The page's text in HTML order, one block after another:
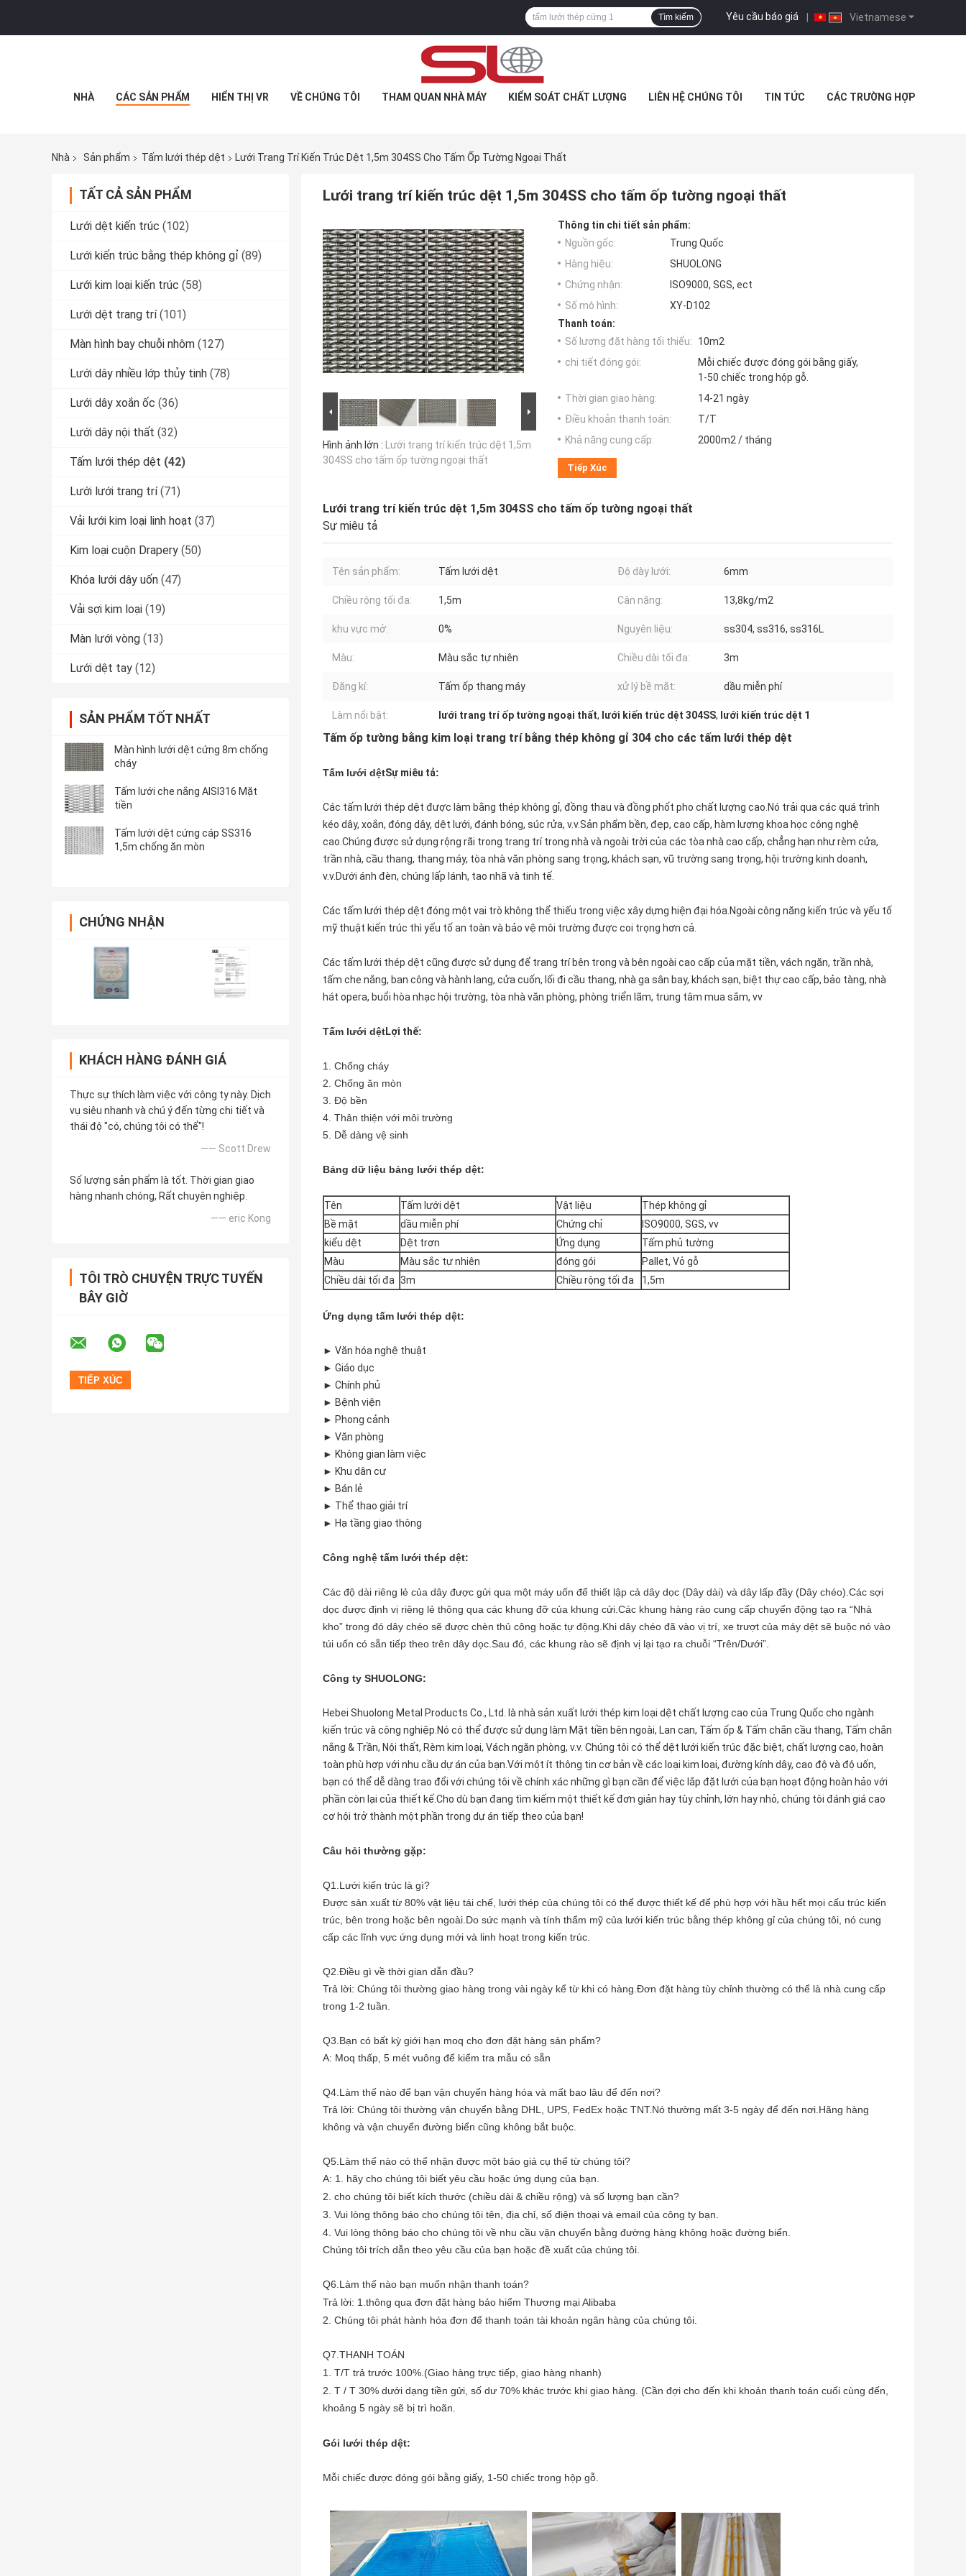
Vietnamese
Yêu cầu báo giá |
Tìm kiếm
NHÀ CÁC SẢN PHẨM HIỂN THỊ VR VỀ CHÚNG TÔI THAM QUAN NHÀ MÁY KIỂM SOÁT CHẤT LƯỢNG LIÊN HỆ CHÚNG TÔI TIN TỨC CÁC TRƯỜNG HỢP
Nhà Sản phẩm Tấm lưới thép dệt Lưới Trang Trí Kiến ​​trúc Dệt 1,5m 304SS Cho Tấm Ốp Tường Ngoại Thất
TẤT CẢ SẢN PHẨM
Lưới dệt kiến ​​trúc (102)
Lưới kiến ​​trúc bằng thép không gỉ (89)
Lưới kim loại kiến ​​trúc (58)
Lưới dệt trang trí (101)
Màn hình bay chuỗi nhôm (127)
Lưới dây nhiều lớp thủy tinh (78)
Lưới dây xoắn ốc (36)
Lưới dây nội thất (32)
Tấm lưới thép dệt (42)
Lưới lưới trang trí (71)
Vải lưới kim loại linh hoạt (37)
Kim loại cuộn Drapery (50)
Khóa lưới dây uốn (47)
Vải sợi kim loại (19)
Màn lưới vòng (13)
Lưới dệt tay (12)
SẢN PHẨM TỐT NHẤT
Màn hình lưới dệt cứng 8m chống
cháy
Tấm lưới che nắng AISI316 Mặt
tiền
Tấm lưới dệt cứng cáp SS316
1,5m chống ăn mòn
CHỨNG NHẬN
KHÁCH HÀNG ĐÁNH GIÁ
Thực sự thích làm việc với công ty này. Dịch
vụ siêu nhanh và chú ý đến từng chi tiết và
thái độ "có, chúng tôi có thể"!
—— Scott Drew
Số lượng sản phẩm là tốt. Thời gian giao
hàng nhanh chóng, Rất chuyên nghiệp.
—— eric Kong
TÔI TRÒ CHUYỆN TRỰC TUYẾN
BÂY GIỜ
Lưới trang trí kiến ​​trúc dệt 1,5m 304SS cho tấm ốp tường ngoại thất
Hình ảnh lớn : Lưới trang trí kiến ​​trúc dệt 1,5m
304SS cho tấm ốp tường ngoại thất
Thông tin chi tiết sản phẩm:
Nguồn gốc:
Trung Quốc
Hàng hiệu:
SHUOLONG
Chứng nhận:
ISO9000, SGS, ect
Số mô hình:
XY-D102
Thanh toán:
Số lượng đặt hàng tối thiểu:
10m2
chi tiết đóng gói:
Mỗi chiếc được đóng gói bằng giấy,
1-50 chiếc trong hộp gỗ.
Thời gian giao hàng:
14-21 ngày
Điều khoản thanh toán:
T/T
Khả năng cung cấp:
2000m2 / tháng
Tiếp Xúc
Lưới trang trí kiến ​​trúc dệt 1,5m 304SS cho tấm ốp tường ngoại thất
Sự miêu tả
Tên sản phẩm: Tấm lưới dệt Độ dày lưới: 6mm
Chiều rộng tối đa: 1,5m Cân nặng: 13,8kg/m2
khu vực mở: 0% Nguyên liệu: ss304, ss316, ss316L
Màu: Màu sắc tự nhiên Chiều dài tối đa: 3m
Đăng kí: Tấm ốp thang máy xử lý bề mặt: dầu miễn phí
Làm nổi bật: lưới trang trí ốp tường ngoại thất, lưới kiến ​​trúc dệt 304SS, lưới kiến ​​trúc dệt 1
Tấm ốp tường bằng kim loại trang trí bằng thép không gỉ 304 cho các tấm lưới thép dệt
Tấm lưới dệtSự miêu tả:
Các tấm lưới thép dệt được làm bằng thép không gỉ, đồng thau và đồng phốt pho chất lượng cao.Nó trải qua các quá trình
kéo dây, xoắn, đóng dây, dệt lưới, đánh bóng, súc rửa, v.v.Sản phẩm bền, đẹp, cao cấp, hàm lượng khoa học công nghệ
cao.Chúng được sử dụng rộng rãi trong trang trí trong nhà và ngoài trời của các tòa nhà cao cấp, chẳng hạn như rèm cửa,
trần nhà, cầu thang, thang máy, tòa nhà văn phòng sang trọng, khách sạn, vũ trường sang trọng, hội trường kinh doanh,
v.v.Dưới ánh đèn, chúng lấp lánh, tao nhã và tinh tế.
Các tấm lưới thép dệt đóng một vai trò không thể thiếu trong việc xây dựng hiện đại hóa.Ngoài công năng kiến ​​trúc và yếu tố
mỹ thuật kiến ​​trúc thì yếu tố an toàn và bảo vệ môi trường được coi trọng hơn cả.
Các tấm lưới thép dệt cũng được sử dụng để trang trí bên trong và bên ngoài cao cấp của mặt tiền, vách ngăn, trần nhà,
tấm che nắng, ban công và hành lang, cửa cuốn, lối đi cầu thang, nhà ga sân bay, khách sạn, biệt thự cao cấp, bảo tàng, nhà
hát opera, buổi hòa nhạc hội trường, tòa nhà văn phòng, phòng triển lãm, trung tâm mua sắm, vv
Tấm lưới dệtLợi thế:
1. Chống cháy
2. Chống ăn mòn
3. Độ bền
4. Thân thiện với môi trường
5. Dễ dàng vệ sinh
Bảng dữ liệu bảng lưới thép dệt:
Tên Tấm lưới dệt Vật liệu
Thép không gỉ
Bề mặt
dầu miễn phí Chứng chỉ
ISO9000, SGS, vv
kiểu dệt
Dệt trơn Ứng dụng
Tấm phủ tường
Màu
Màu sắc tự nhiên đóng gói
Pallet, Vỏ gỗ
Chiều dài tối đa 3m Chiều rộng tối đa 1,5m
Ứng dụng tấm lưới thép dệt:
► Văn hóa nghệ thuật
► Giáo dục
► Chính phủ
► Bệnh viện
► Phong cảnh
► Văn phòng
► Không gian làm việc
► Khu dân cư
► Bán lẻ
► Thể thao giải trí
► Hạ tầng giao thông
Công nghệ tấm lưới thép dệt:
Các độ dài riêng lẻ của dây được gửi qua một máy uốn để thiết lập cả dây dọc (Dây dài) và dây lấp đầy (Dây chéo).Các sợi
dọc được định vị riêng lẻ thông qua các khung đỡ của khung cửi.Các khung hàng rào cung cấp chuyển động tạo ra “Nhà
kho” trong đó dây chéo sẽ được chèn thủ công hoặc tự động.Khi dây chéo đã vào vị trí, xe trượt của máy dệt sẽ buộc nó vào
túi uốn có sẵn tiếp theo trên dây dọc.Sau đó, các khung rào sẽ định vị lại tạo ra chuỗi “Trên/Dưới”.
Công ty SHUOLONG:
Hebei Shuolong Metal Products Co., Ltd. là nhà sản xuất lưới thép kim loại dệt chất lượng cao của Trung Quốc cho ngành
kiến ​​trúc và công nghiệp.Nó có thể được sử dụng làm Mặt tiền bên ngoài, Lan can, Tấm ốp & Tấm chắn cầu thang, Tấm chắn
nắng & Trần, Nội thất, Rèm kim loại, Vách ngăn phòng, v.v. Chúng tôi có thể dệt lưới kiến ​​trúc đặc biệt, chất lượng cao, hoàn
toàn phù hợp với nhu cầu dự án của bạn.Với một ít thông tin cơ bản về các loại kim loại, đường kính dây, cao độ và độ uốn,
bạn có thể dễ dàng trao đổi với chúng tôi về chính xác những gì bạn cần để việc lắp đặt lưới của bạn hoạt động hoàn hảo với
phần còn lại của thiết kế.Cho dù bạn đang tìm kiếm một thiết kế đơn giản hay tùy chỉnh, lớn hay nhỏ, chúng tôi đánh giá cao
cơ hội trở thành một phần trong dự án tiếp theo của bạn!
Câu hỏi thường gặp:
Q1.Lưới kiến ​​trúc là gì?
Được sản xuất từ ​​80% vật liệu tái chế, lưới thép của chúng tôi có thể được thiết kế để phù hợp với hầu hết mọi cấu trúc kiến ​​
trúc, bên trong hoặc bên ngoài.Do sức mạnh và tính thẩm mỹ của lưới kiến ​​trúc bằng thép không gỉ của chúng tôi, nó cung
cấp các lĩnh vực ứng dụng mới và linh hoạt trong kiến ​​trúc.
Q2.Điều gì về thời gian dẫn đầu?
Trả lời: Chúng tôi thường giao hàng trong vài ngày kể từ khi có hàng.Đơn đặt hàng tùy chỉnh thường có thể là nhà cung cấp
trong 1-2 tuần.
Q3.Bạn có bất kỳ giới hạn moq cho đơn đặt hàng sản phẩm?
A: Moq thấp, 5 mét vuông để kiểm tra mẫu có sẵn
Q4.Làm thế nào để bạn vận chuyển hàng hóa và mất bao lâu để đến nơi?
Trả lời: Chúng tôi thường vận chuyển bằng DHL, UPS, FedEx hoặc TNT.Nó thường mất 3-5 ngày để đến nơi.Hãng hàng
không và vận chuyển đường biển cũng không bắt buộc.
Q5.Làm thế nào có thể nhận được một báo giá cụ thể từ chúng tôi?
A: 1. hãy cho chúng tôi biết yêu cầu hoặc ứng dụng của bạn.
2. cho chúng tôi biết kích thước (chiều dài & chiều rộng) và số lượng bạn cần?
3. Vui lòng thông báo cho chúng tôi tên, địa chỉ, số điện thoại và email của công ty bạn.
4. Vui lòng thông báo cho chúng tôi về nhu cầu vận chuyển bằng đường hàng không hoặc đường biển.
Chúng tôi trích dẫn theo yêu cầu của bạn hoặc đề xuất của chúng tôi.
Q6.Làm thế nào bạn muốn nhận thanh toán?
Trả lời: 1.thông qua đơn đặt hàng bảo hiểm Thương mại Alibaba
2. Chúng tôi phát hành hóa đơn để thanh toán tài khoản ngân hàng của chúng tôi.
Q7.THANH TOÁN
1. T/T trả trước 100%.(Giao hàng trực tiếp, giao hàng nhanh)
2. T / T 30% dưới dạng tiền gửi, số dư 70% khác trước khi giao hàng. (Cần đợi cho đến khi khoản thanh toán cuối cùng đến,
khoảng 5 ngày sẽ bị trì hoãn.
Gói lưới thép dệt:
Mỗi chiếc được đóng gói bằng giấy, 1-50 chiếc trong hộp gỗ.